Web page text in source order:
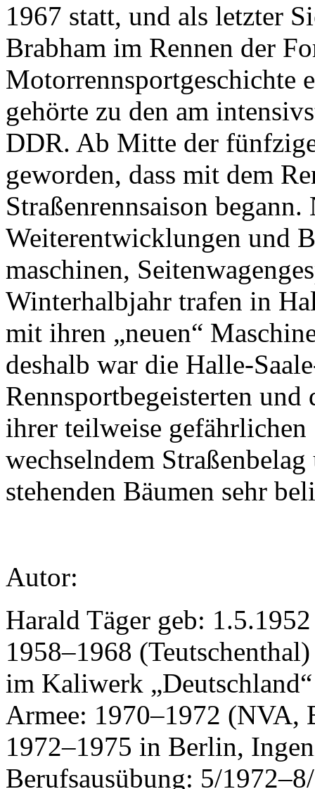
1967 statt, und als letzter
Brabham im Rennen der
Motorrennsportgeschichte
gehörte zu den am
DDR. Ab Mitte der
geworden, dass mit dem
Straßenrennsaison
Weiterentwicklungen und
maschinen,
Winterhalbjahr trafen in
mit ihren „neuen“
deshalb war die Halle-
Rennsportbegeisterten und
ihrer teilweise
wechselndem
stehenden Bäumen sehr
Autor:
Harald Täger geb:
1958–1968
im Kaliwerk
Armee: 1970–1972 (NVA,
1972–1975 in Berlin,
Berufsausübung: 5/